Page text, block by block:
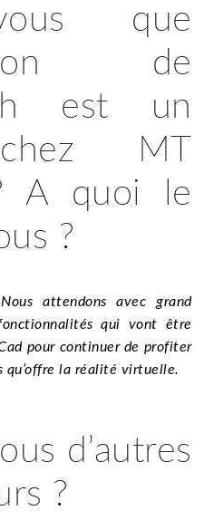
que
de
est un
MT
A quoi le
?
attendons avec grand
qui vont être
pour continuer de profiter
qu’offre la réalité virtuelle.
d’autres
?